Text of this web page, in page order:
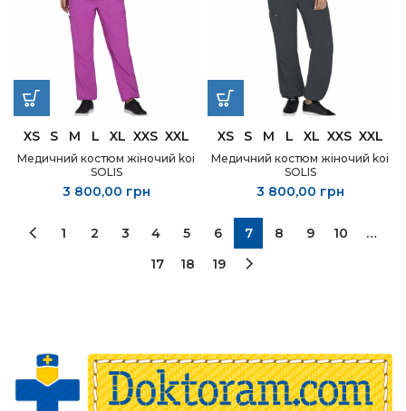
XS S M L XL XXS XXL
Медичний костюм жіночий koi
SOLIS
3 800,00 грн
XS S M L XL XXS XXL
Медичний костюм жіночий koi
SOLIS
3 800,00 грн
1 2 3 4 5 6 7 8 9 10
…
17
18 19